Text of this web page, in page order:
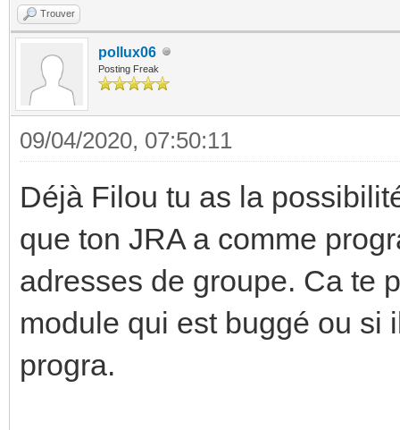
Trouver
pollux06
Posting Freak
09/04/2020, 07:50:11
Déjà Filou tu as la
que ton JRA a comme
adresses de groupe. Ca te
module qui est buggé ou si
progra.